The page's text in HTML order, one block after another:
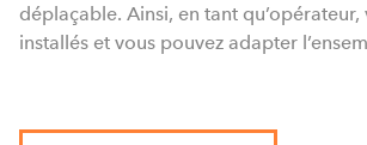
déplaçable. Ainsi, en tant
installés et vous pouvez adapter